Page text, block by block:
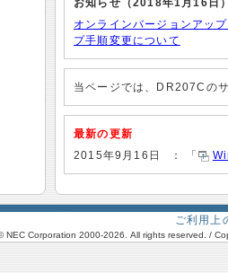
お知らせ（2018年1月16日）
オンラインバージョンアッ
プ手順変更について
当ページでは、DR207Cの
最新の更新
2015年9月16日
： 「
ご利用上
NEC Corporation 2000-2026. All rights reserved. /